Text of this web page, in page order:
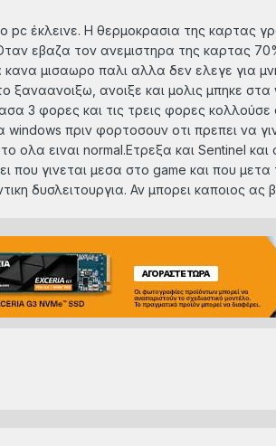
pc έκλεινε. Η θερμοκρασια της καρτας
εβαζα τον ανεμιστηρα της καρτας
μισαωρο παλι αλλα δεν ελεγε για
ξαναανοιξω, ανοιξε και μολις μπηκε
3 φορες και τις τρεις φορες
πριν φορτοσουν οτι πρεπει να
ειναι normal.Ετρεξα και Sentinel και
που γινεται μεσα στο game και που
δυσλειτουργια. Αν μπορει καποιος ας